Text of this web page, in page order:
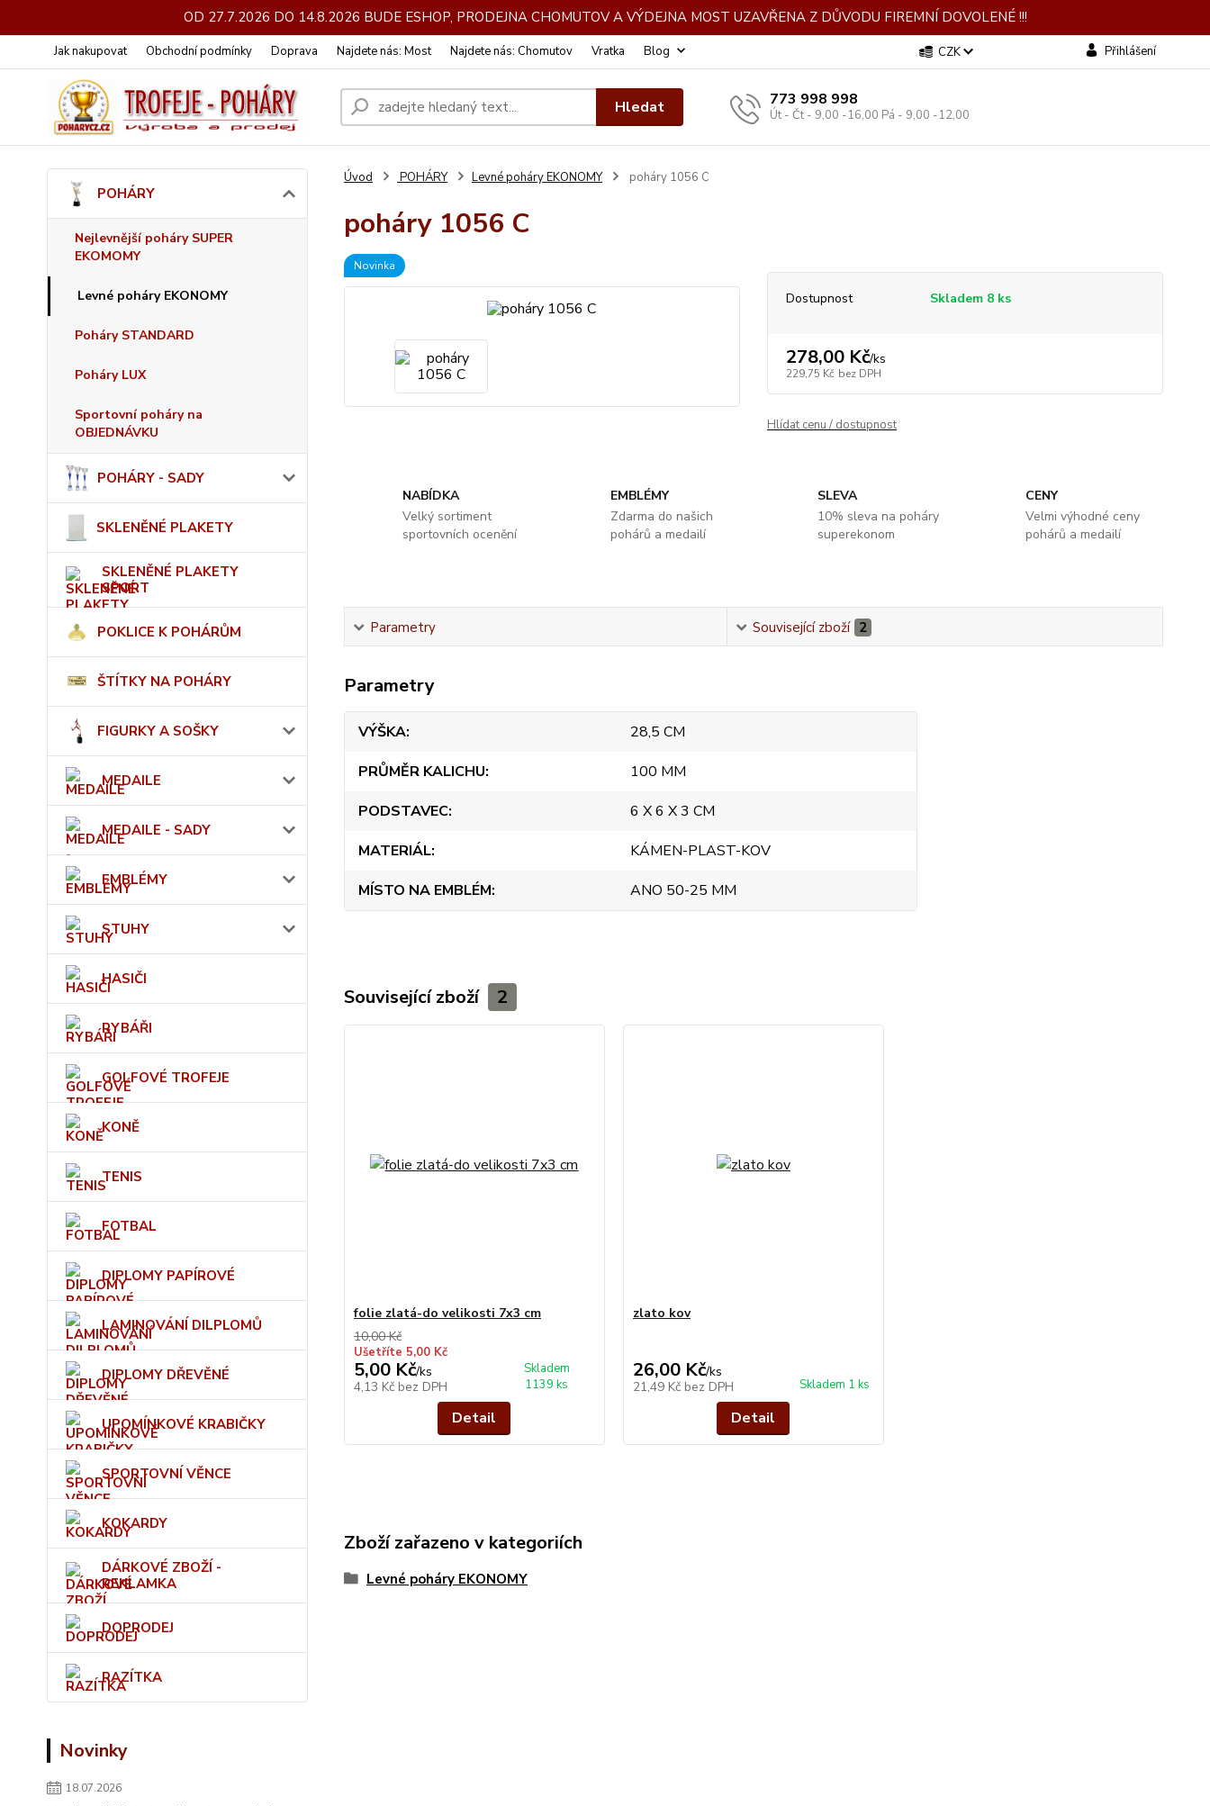
OD 27.7.2026 DO 14.8.2026 BUDE ESHOP, PRODEJNA CHOMUTOV A VÝDEJNA MOST UZAVŘENA Z DŮVODU FIREMNÍ DOVOLENÉ !!!
Jak nakupovat Obchodní podmínky Doprava Najdete nás: Most Najdete nás: Chomutov Vratka Blog CZK Přihlášení
Hledat 773 998 998
Út - Čt - 9,00 -16,00 Pá - 9,00 -12,00
POHÁRY
Nejlevnější poháry SUPER
EKOMOMY
Levné poháry EKONOMY
Poháry STANDARD
Poháry LUX
Sportovní poháry na
OBJEDNÁVKU
POHÁRY - SADY
SKLENĚNÉ PLAKETY
SKLENĚNÉ PLAKETY
SPORT
POKLICE K POHÁRŮM
ŠTÍTKY NA POHÁRY
FIGURKY A SOŠKY
MEDAILE
MEDAILE - SADY
EMBLÉMY
STUHY
HASIČI
RYBÁŘI
GOLFOVÉ TROFEJE
KONĚ
TENIS
FOTBAL
DIPLOMY PAPÍROVÉ
LAMINOVÁNÍ DILPLOMŮ
DIPLOMY DŘEVĚNÉ
UPOMÍNKOVÉ KRABIČKY
SPORTOVNÍ VĚNCE
KOKARDY
DÁRKOVÉ ZBOŽÍ -
REKLAMKA
DOPRODEJ
RAZÍTKA
Novinky
18.07.2026
Úvod POHÁRY Levné poháry EKONOMY poháry 1056 C
poháry 1056 C
Novinka
Dostupnost Skladem 8 ks
278,00 Kč/ks
229,75 Kč bez DPH
Hlídat cenu / dostupnost
NABÍDKA
Velký sortiment
sportovních ocenění
EMBLÉMY
Zdarma do našich
pohárů a medailí
SLEVA
10% sleva na poháry
superekonom
CENY
Velmi výhodné ceny
pohárů a medailí
Parametry Související zboží 2
Parametry
VÝŠKA
28,5 CM
PRŮMĚR KALICHU
100 MM
PODSTAVEC
6 X 6 X 3 CM
MATERIÁL
KÁMEN-PLAST-KOV
MÍSTO NA EMBLÉM
ANO 50-25 MM
Související zboží 2
folie zlatá-do velikosti 7x3 cm
10,00 Kč
Ušetříte 5,00 Kč
5,00 Kč/ks
4,13 Kč bez DPH
Skladem
1139 ks
Detail
zlato kov
26,00 Kč/ks
21,49 Kč bez DPH Skladem 1 ks
Detail
Zboží zařazeno v kategoriích
Levné poháry EKONOMY